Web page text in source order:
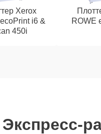
Xerox
i6 &
450i
ROWE
Экспресс-